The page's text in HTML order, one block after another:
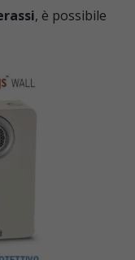
, è possibile